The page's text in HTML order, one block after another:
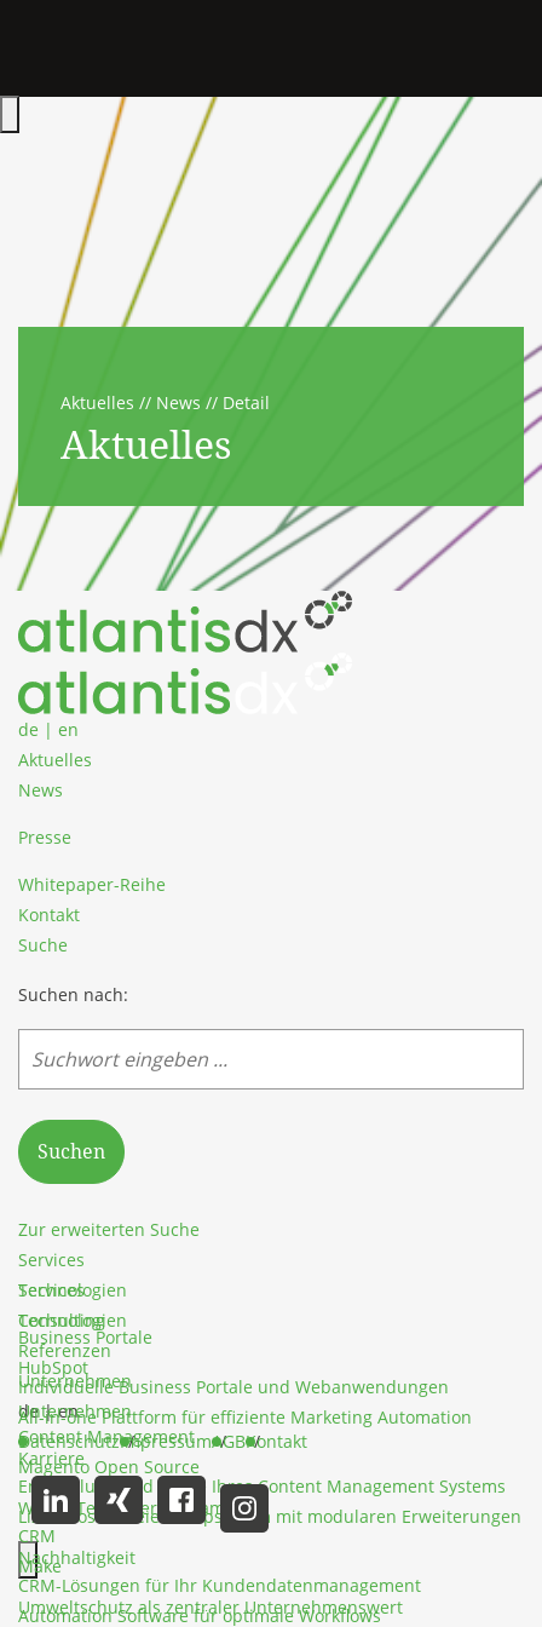
Hauptmenü öffnen
Aktuelles News Detail
Aktuelles
Zum Inhalt springen
de | en
Aktuelles
News
Presse
Whitepaper-Reihe
Kontakt
Suche
Suchen nach:
Suchen
Zur erweiterten Suche
Services
Services
Business Portale
Individuelle Business Portale und Webanwendungen
Content Management
Entwicklung und Pflege Ihres Content Management Systems
CRM
CRM-Lösungen für Ihr Kundendatenmanagement
Technologien
Technologien
HubSpot
All-in-one Plattform für effiziente Marketing Automation
Magento Open Source
Lizenzkostenfreies Shopsystem mit modularen Erweiterungen
Make
Automation Software für optimale Workflows
Consulting
Referenzen
Unternehmen
Unternehmen
Karriere
Werde Teil unseres Teams
Nachhaltigkeit
Umweltschutz als zentraler Unternehmenswert
de|en
DatenschutzImpressumAGBKontakt
Hauptmenü schließen